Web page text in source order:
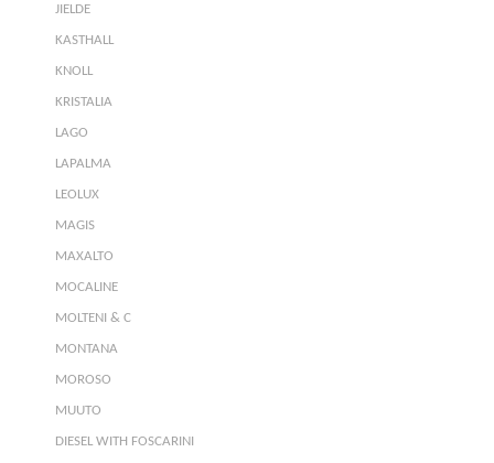
JIELDE
KASTHALL
KNOLL
KRISTALIA
LAGO
LAPALMA
LEOLUX
MAGIS
MAXALTO
MOCALINE
MOLTENI & C
MONTANA
MOROSO
MUUTO
DIESEL WITH FOSCARINI